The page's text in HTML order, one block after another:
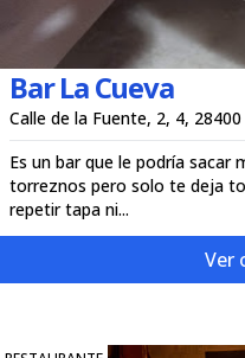
Bar La Cueva
Calle de la Fuente, 2, 4,
Es un bar que le podría sacar
torreznos pero solo te deja
repetir tapa ni...
Ver